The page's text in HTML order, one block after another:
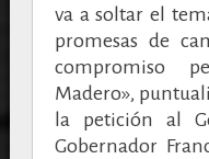
va a soltar el
promesas de
compromiso
Madero»,
la petición al
Gobernador